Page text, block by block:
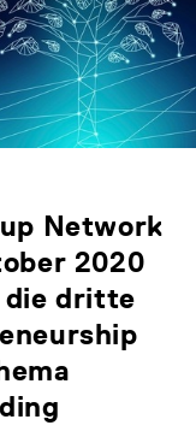
Network
2020
die dritte